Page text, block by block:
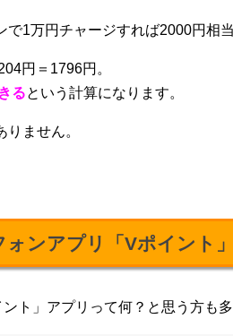
で1万円チャージすれば2000円相
円＝1796円。
るという計算になります。
ません。
ォンアプリ「Vポイント
ト」アプリって何？と思う方も